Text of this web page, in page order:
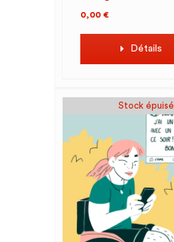
0,00 €
Détails
Stock épuisé